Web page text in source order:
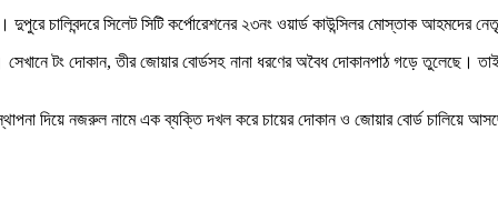
দুপুরে চালিবন্দরে সিলেট সিটি কর্পোরেশনের ২৩নং ওয়ার্ড কাউন্সিলর মোস্তাক
টং দোকান, তীর জোয়ার বোর্ডসহ নানা ধরণের অবৈধ দোকানপাঠ গড়ে তুলেছে।
দিয়ে নজরুল নামে এক ব্যক্তি দখল করে চায়ের দোকান ও জোয়ার বোর্ড চালিয়ে